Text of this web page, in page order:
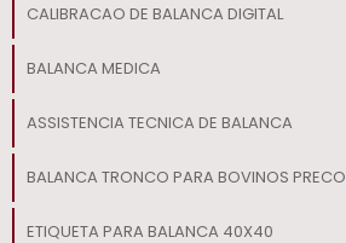
CALIBRACAO DE BALANCA DIGITAL
BALANCA MEDICA
ASSISTENCIA TECNICA DE BALANCA
BALANCA TRONCO PARA BOVINOS PRECO
ETIQUETA PARA BALANCA 40X40